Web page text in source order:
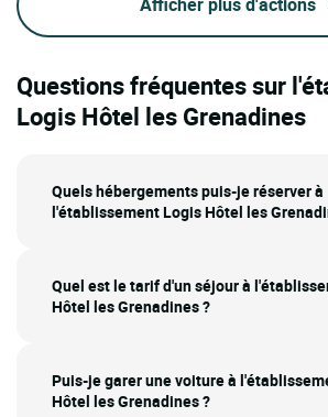
Questions fréquentes sur
Logis Hôtel les Grenadines
Quels hébergements puis-je réserver à
l'établissement Logis Hôtel les
Quel est le tarif d'un séjour à
Hôtel les Grenadines ?
Puis-je garer une voiture à
Hôtel les Grenadines ?